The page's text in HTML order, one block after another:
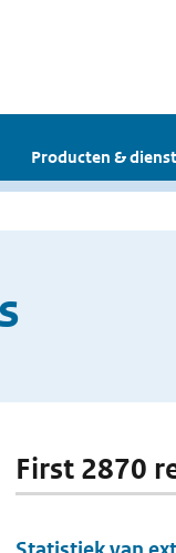
Producten &
First 2870